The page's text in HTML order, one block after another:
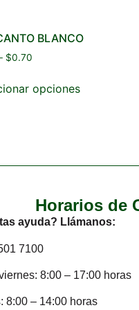
BLANCO
$0.70
opciones
Horarios de
ayuda? Llámanos:
7100
8:00 – 17:00 horas
8:00 – 14:00 horas